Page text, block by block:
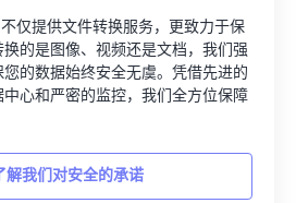
仅提供文件转换服务，更致力于保
的是图像、视频还是文档，我们强
的数据始终安全无虞。凭借先进的
心和严密的监控，我们全方位保障
解我们对安全的承诺